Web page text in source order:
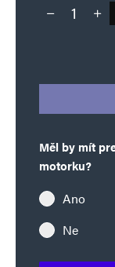
Deník TO –
Měl by mít
motorku?
Ano
Ne